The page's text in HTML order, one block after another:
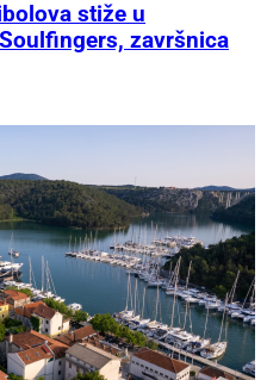
stiže u
završnica